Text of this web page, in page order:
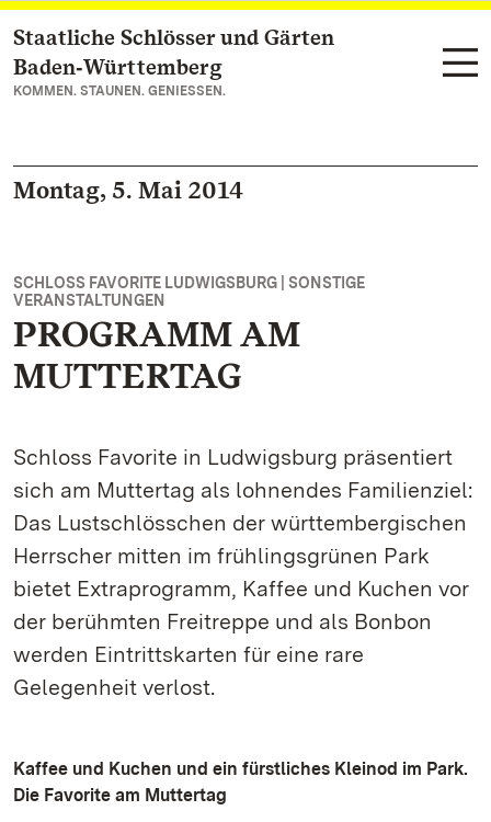
Zum Hauptinhalt springen
Staatliche Schlösser und Gärten
Baden‑Württemberg
KOMMEN. STAUNEN. GENIESSEN.
Montag, 5. Mai 2014
SCHLOSS FAVORITE LUDWIGSBURG | SONSTIGE
VERANSTALTUNGEN
PROGRAMM AM
MUTTERTAG
Schloss Favorite in Ludwigsburg präsentiert
sich am Muttertag als lohnendes Familienziel:
Das Lustschlösschen der württembergischen
Herrscher mitten im frühlingsgrünen Park
bietet Extraprogramm, Kaffee und Kuchen vor
der berühmten Freitreppe und als Bonbon
werden Eintrittskarten für eine rare
Gelegenheit verlost.
Kaffee und Kuchen und ein fürstliches Kleinod im Park.
Die Favorite am Muttertag